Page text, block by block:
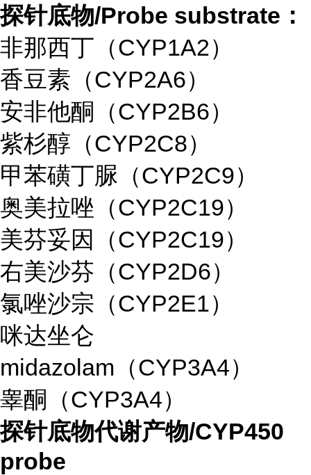
探针底物/Probe substrate：
非那西丁（CYP1A2）
香豆素（CYP2A6）
安非他酮（CYP2B6）
紫杉醇（CYP2C8）
甲苯磺丁脲（CYP2C9）
奥美拉唑（CYP2C19）
美芬妥因（CYP2C19）
右美沙芬（CYP2D6）
氯唑沙宗（CYP2E1）
咪达坐仑
midazolam（CYP3A4）
睾酮（CYP3A4）
探针底物代谢产物/CYP450
probe